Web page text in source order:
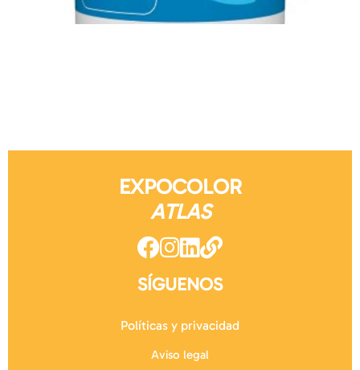
EXPOCOLOR
ATLAS
SÍGUENOS
Políticas y privacidad
Aviso legal